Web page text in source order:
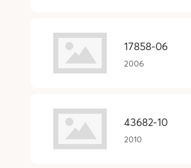
17858-06
2006
43682-10
2010